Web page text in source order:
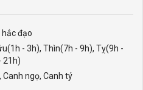
đạo
- 3h), Thìn(7h - 9h), Tỵ(9h -
21h)
ngọ, Canh tý